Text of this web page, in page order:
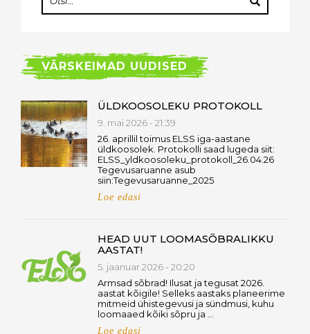
VÄRSKEIMAD UUDISED
ÜLDKOOSOLEKU PROTOKOLL
9. mai 2026 - 21:39
26. aprillil toimus ELSS iga-aastane
üldkoosolek. Protokolli saad lugeda siit:
ELSS_yldkoosoleku_protokoll_26.04.26
Tegevusaruanne asub
siin:Tegevusaruanne_2025
Loe edasi
HEAD UUT LOOMASÕBRALIKKU
AASTAT!
5. jaanuar 2026 - 20:20
Armsad sõbrad! Ilusat ja tegusat 2026.
aastat kõigile! Selleks aastaks planeerime
mitmeid ühistegevusi ja sündmusi, kuhu
loomaaed kõiki sõpru ja …
Loe edasi